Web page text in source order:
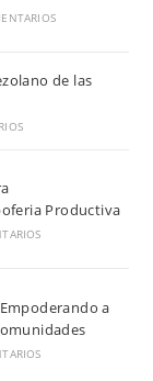
de las
Productiva
a